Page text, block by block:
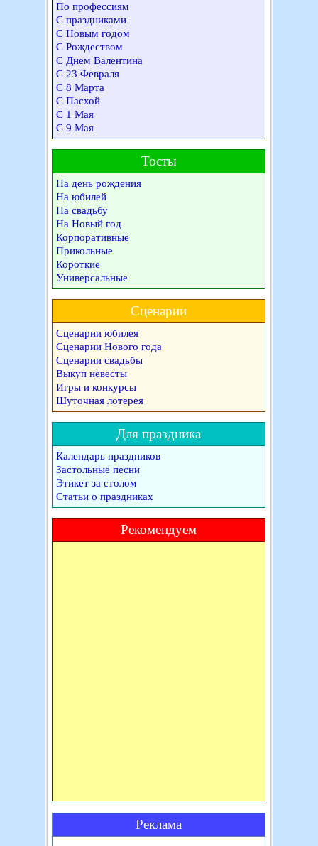
По профессиям
С праздниками
С Новым годом
С Рождеством
С Днем Валентина
С 23 Февраля
С 8 Марта
С Пасхой
С 1 Мая
С 9 Мая
Тосты
На день рождения
На юбилей
На свадьбу
На Новый год
Корпоративные
Прикольные
Короткие
Универсальные
Сценарии
Сценарии юбилея
Сценарии Нового года
Сценарии свадьбы
Выкуп невесты
Игры и конкурсы
Шуточная лотерея
Для праздника
Календарь праздников
Застольные песни
Этикет за столом
Статьи о праздниках
Рекомендуем
Реклама